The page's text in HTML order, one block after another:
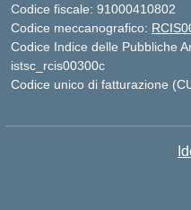
Codice fiscale: 91000410802
Codice meccanografico:
Codice Indice delle Pubbliche
istsc_rcis00300c
Codice unico di fatturazione